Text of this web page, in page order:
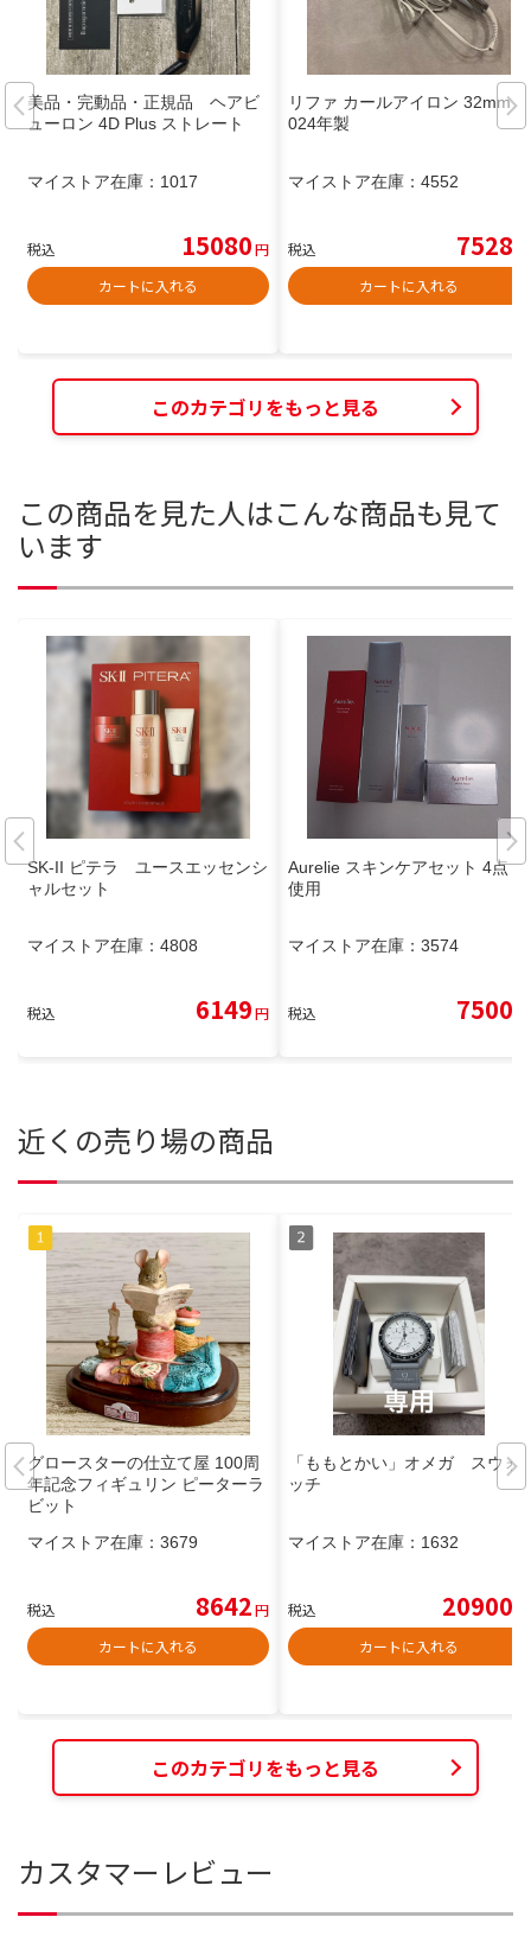
美品・完動品・正規品 ヘアビ
ューロン 4D Plus ストレート
マイストア在庫： 1017
税込 15080円
カートに入れる
リファ カールアイロン 32mm 2
024年製
マイストア在庫： 4552
税込 7528
カートに入れる
このカテゴリをもっと見る
この商品を見た人はこんな商品も見て
います
SK-II ピテラ ユースエッセンシ
ャルセット
マイストア在庫： 4808
税込 6149円
Aurelie スキンケアセット 4点 未
使用
マイストア在庫： 3574
税込 7500
近くの売り場の商品
グロースターの仕立て屋 100周
年記念フィギュリン ピーターラ
ビット
マイストア在庫： 3679
税込 8642円
カートに入れる
「ももとかい」オメガ スウォ
ッチ
マイストア在庫： 1632
税込 20900
カートに入れる
このカテゴリをもっと見る
カスタマーレビュー